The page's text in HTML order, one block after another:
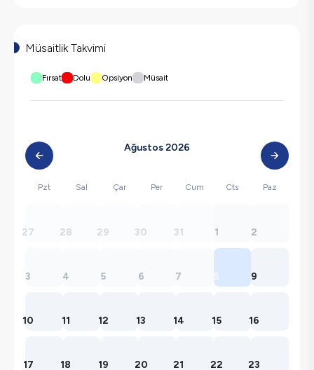
Müsaitlik Takvimi
Fırsat Dolu Opsiyon Müsait
Ağustos 2026
Pzt Sal Çar Per Cum Cts Paz
27 28 29 30 31 1 2
3 4 5 6 7 8 9
10 11 12 13 14 15 16
17 18 19 20 21 22 23